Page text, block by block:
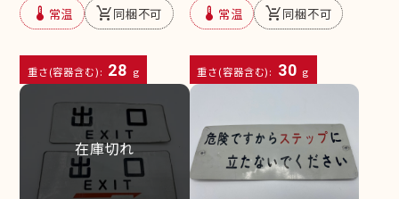
device_thermostat 常温 remove_shopping_cart同梱不可
重さ(容器含む): 28 g
device_thermostat 常温 remove_shopping_cart同梱不可
重さ(容器含む): 30 g
在庫切れ